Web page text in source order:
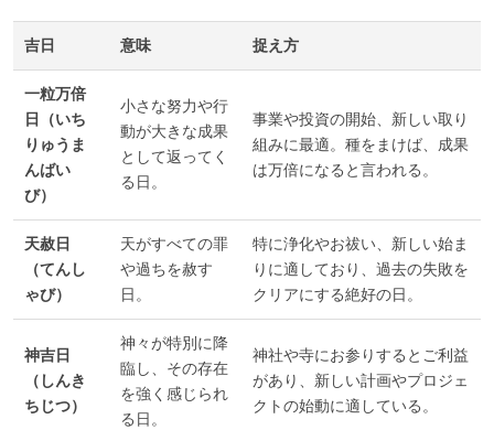
吉日 意味 捉え方
一粒万倍
日（いち
りゅうま
んばい
び）
小さな努力や行
動が大きな成果
として返ってく
る日。
事業や投資の開始、新しい取り
組みに最適。種をまけば、成果
は万倍になると言われる。
天赦日
（てんし
ゃび）
天がすべての罪
や過ちを赦す
日。
特に浄化やお祓い、新しい始ま
りに適しており、過去の失敗を
クリアにする絶好の日。
神吉日
（しんき
ちじつ）
神々が特別に降
臨し、その存在
を強く感じられ
る日。
神社や寺にお参りするとご利益
があり、新しい計画やプロジェ
クトの始動に適している。